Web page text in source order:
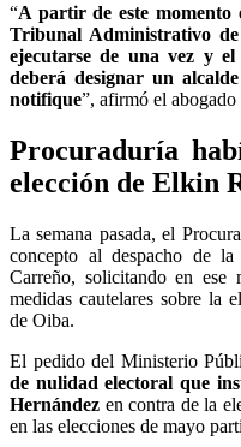
“A partir de este momento
Tribunal Administrativo de
ejecutarse de una vez y
deberá designar un
notifique”, afirmó el abogado
Procuraduría
elección de Elkin
La semana pasada, el
concepto al despacho de la
Carreño, solicitando en ese
medidas cautelares sobre la
de Oiba.
El pedido del Ministerio
de nulidad electoral que
Hernández en contra de la
en las elecciones de mayo